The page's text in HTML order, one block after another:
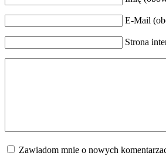
E-Mail
Strona
Zawiadom mnie o nowych